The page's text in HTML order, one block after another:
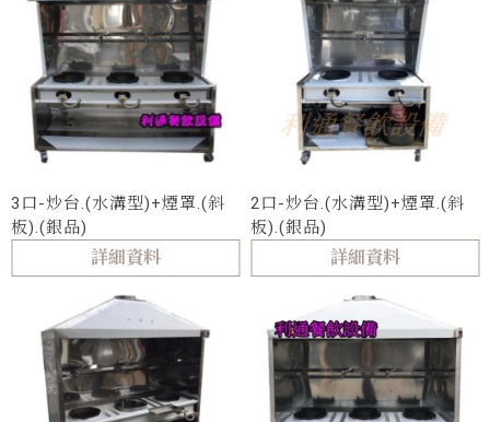
3口-炒台.(水溝型)+煙罩.(斜
板).(銀品)
詳細資料
2口-炒台.(水溝型)+煙罩.(斜
板).(銀品)
詳細資料